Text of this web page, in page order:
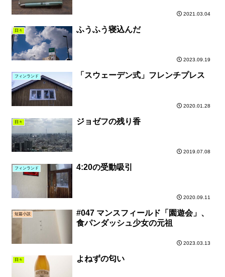
2021.03.04
日々 ふうふう寝込んだ
2023.09.19
フィンランド 「スウェーデン式」フレンチプレス
2020.01.28
日々 ジョゼフの残り香
2019.07.08
フィンランド 4:20の受動吸引
2020.09.11
短篇小説
#047 マンスフィールド「園遊会」、
食パンダッシュ少女の元祖
2023.03.13
日々 よねずの匂い